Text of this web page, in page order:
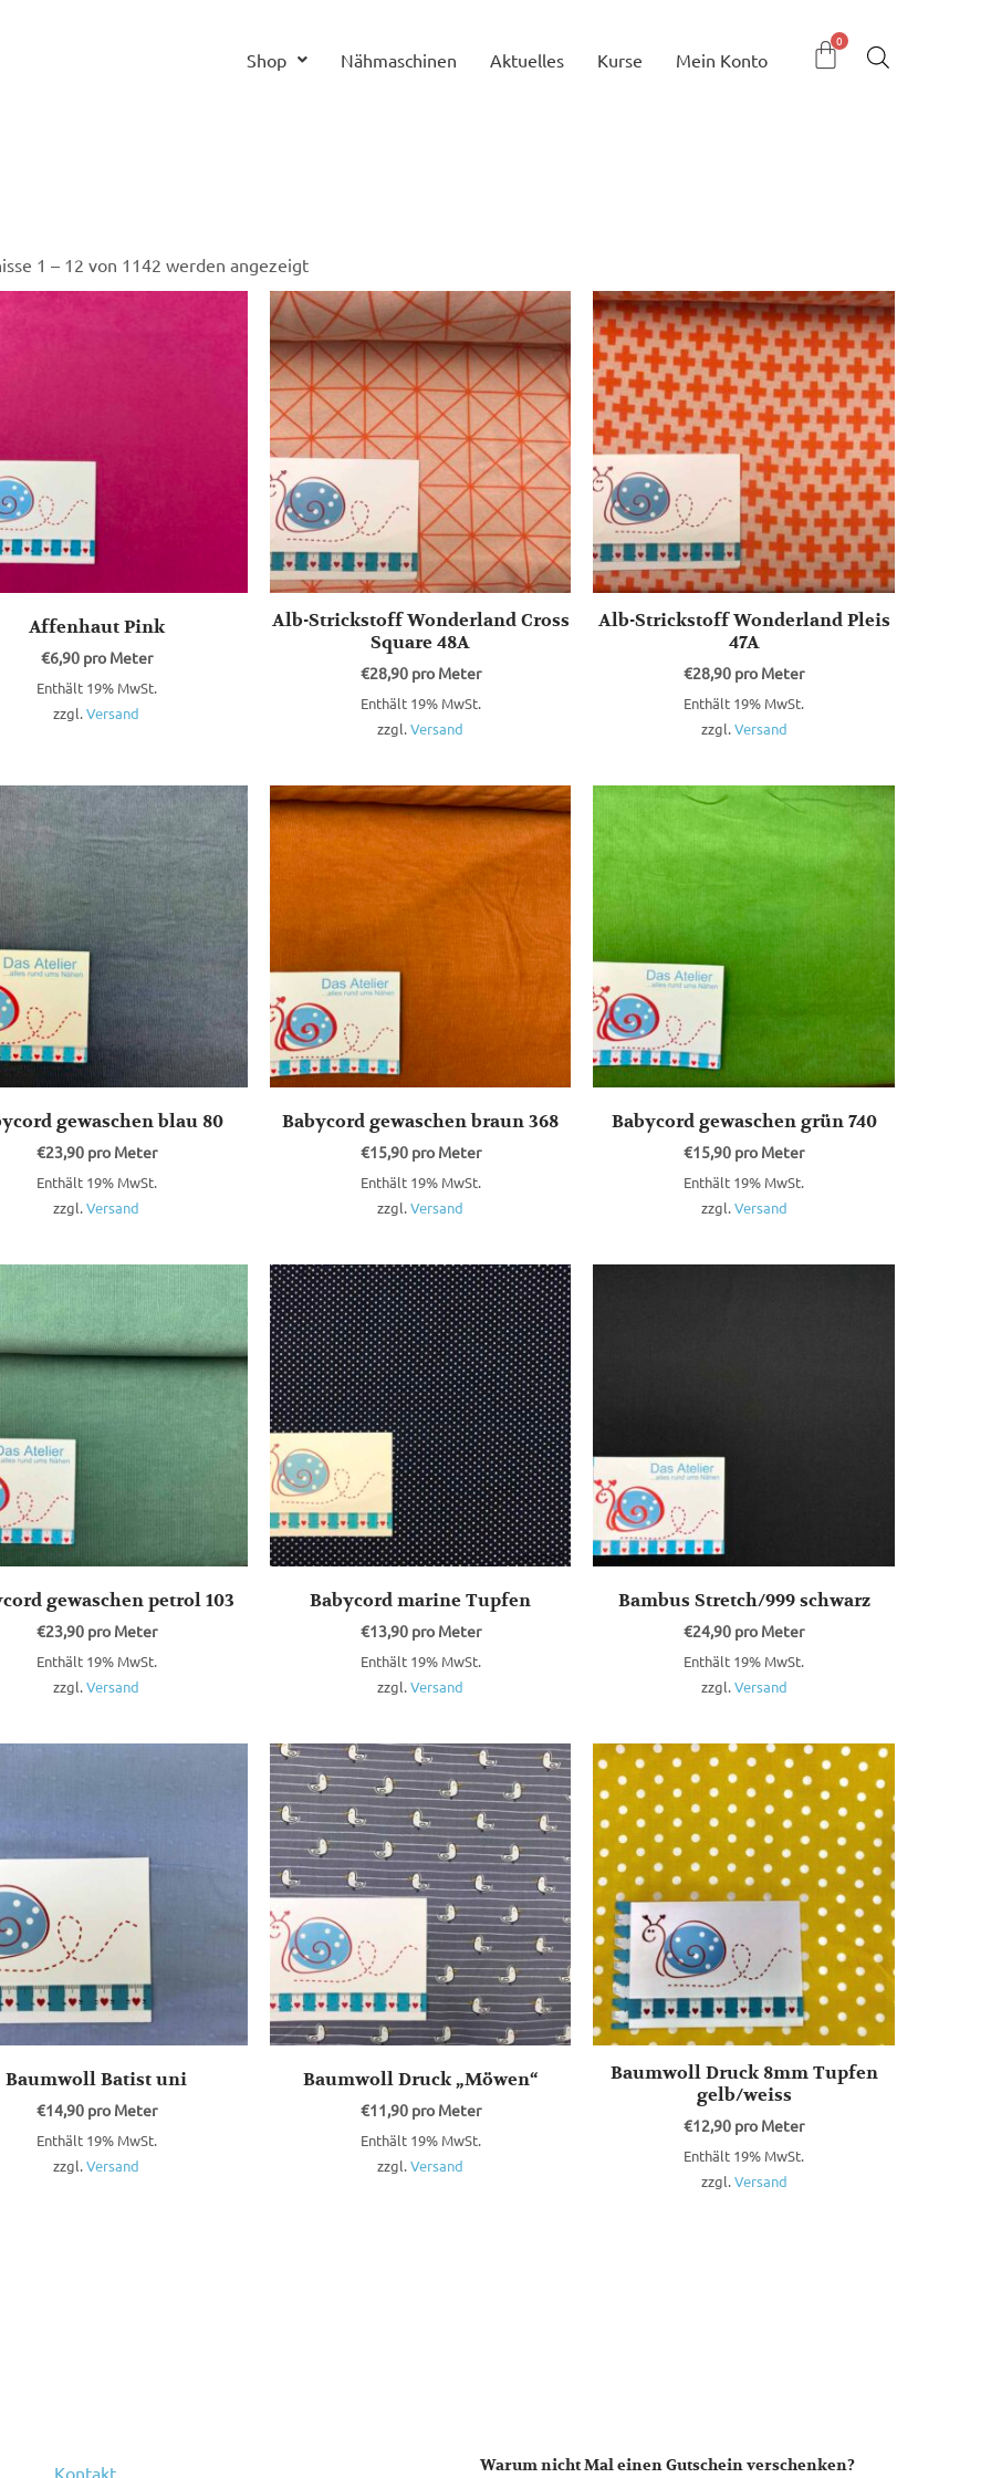
Shop Nähmaschinen Aktuelles Kurse Mein Konto
1 – 12 von 1142 werden angezeigt
Affenhaut Pink
€6,90pro Meter
Enthält 19% MwSt.
zzgl.Versand
Alb-Strickstoff Wonderland Cross
Square 48A
€28,90pro Meter
Enthält 19% MwSt.
zzgl.Versand
Alb-Strickstoff Wonderland Pleis
47A
€28,90 pro Meter
Enthält 19% MwSt.
zzgl.Versand
gewaschen blau 80
€23,90pro Meter
Enthält 19% MwSt.
zzgl.Versand
Babycord gewaschen braun 368
€15,90pro Meter
Enthält 19% MwSt.
zzgl.Versand
Babycord gewaschen grün 740
€15,90 pro Meter
Enthält 19% MwSt.
zzgl.Versand
gewaschen petrol 103
€23,90pro Meter
Enthält 19% MwSt.
zzgl.Versand
Babycord marine Tupfen
€13,90pro Meter
Enthält 19% MwSt.
zzgl.Versand
Bambus Stretch/999 schwarz
€24,90 pro Meter
Enthält 19% MwSt.
zzgl.Versand
Baumwoll Batist uni
€14,90pro Meter
Enthält 19% MwSt.
zzgl.Versand
Baumwoll Druck „Möwen“
€11,90pro Meter
Enthält 19% MwSt.
zzgl.Versand
Baumwoll Druck 8mm Tupfen
gelb/weiss
€12,90 pro Meter
Enthält 19% MwSt.
zzgl.Versand
Kontakt Warum nicht Mal einen Gutschein verschenken?